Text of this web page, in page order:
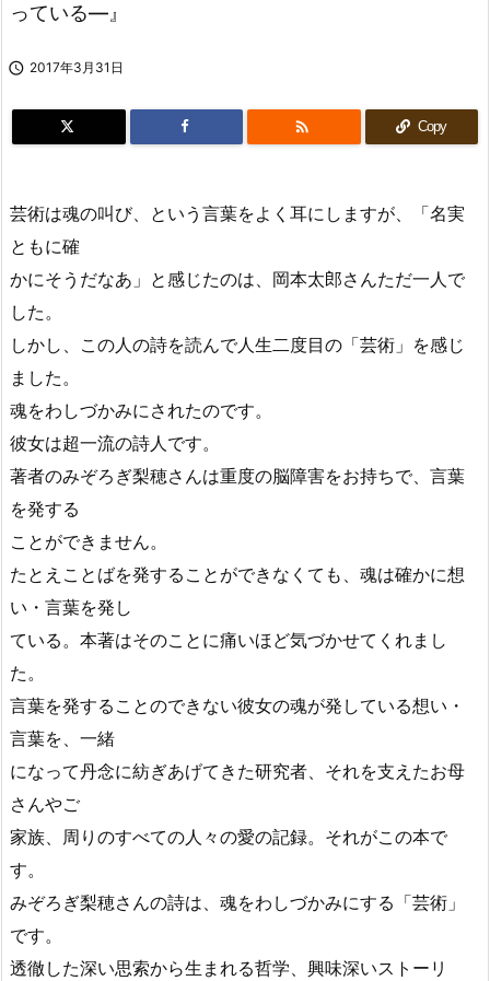
っている―』
 2017年3月31日
 Copy
芸術は魂の叫び、という言葉をよく耳にしますが、「名実
ともに確
かにそうだなあ」と感じたのは、岡本太郎さんただ一人で
した。
しかし、この人の詩を読んで人生二度目の「芸術」を感じ
ました。
魂をわしづかみにされたのです。
彼女は超一流の詩人です。
著者のみぞろぎ梨穂さんは重度の脳障害をお持ちで、言葉
を発する
ことができません。
たとえことばを発することができなくても、魂は確かに想
い・言葉を発し
ている。本著はそのことに痛いほど気づかせてくれまし
た。
言葉を発することのできない彼女の魂が発している想い・
言葉を、一緒
になって丹念に紡ぎあげてきた研究者、それを支えたお母
さんやご
家族、周りのすべての人々の愛の記録。それがこの本で
す。
みぞろぎ梨穂さんの詩は、魂をわしづかみにする「芸術」
です。
透徹した深い思索から生まれる哲学、興味深いストーリ